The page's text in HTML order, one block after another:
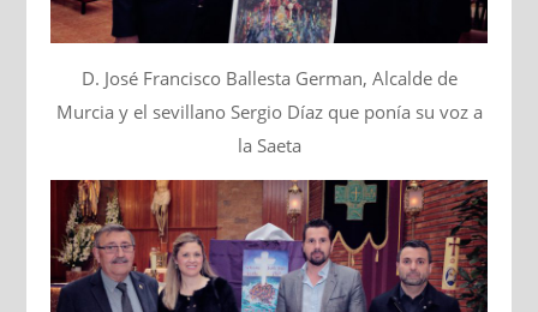
D. José Francisco Ballesta German, Alcalde de
Murcia y el sevillano Sergio Díaz que ponía su voz a
la Saeta